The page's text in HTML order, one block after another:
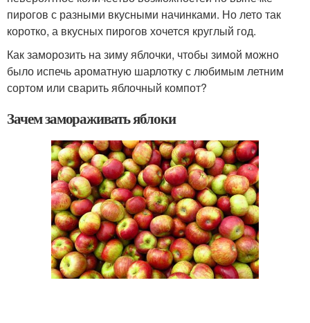
пирогов с разными вкусными начинками. Но лето так
коротко, а вкусных пирогов хочется круглый год.
Как заморозить на зиму яблочки, чтобы зимой можно
было испечь ароматную шарлотку с любимым летним
сортом или сварить яблочный компот?
Зачем замораживать яблоки